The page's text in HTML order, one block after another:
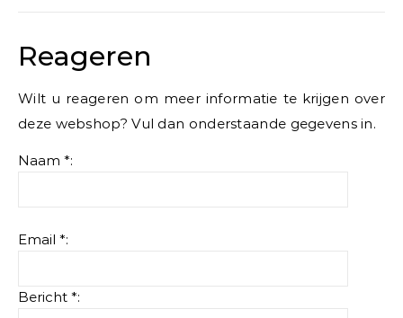
Reageren
Wilt u reageren om meer informatie te krijgen over
deze webshop? Vul dan onderstaande gegevens in.
Naam *:
Email *:
Bericht *: